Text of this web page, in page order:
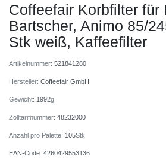
Coffeefair Korbfilter für
Bartscher, Animo 85/
Stk weiß, Kaffeefilter
Artikelnummer: 521841280
Hersteller: Coffeefair GmbH
Gewicht: 1992g
Zolltarifnummer: 48232000
Anzahl pro Palette: 105Stk
EAN-Code: 4260429553136